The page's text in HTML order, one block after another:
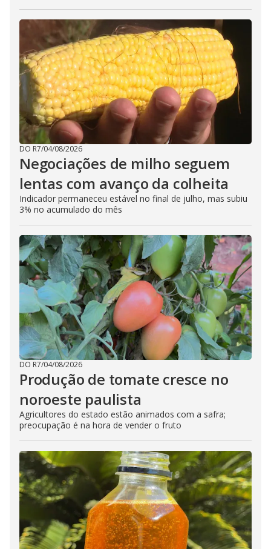
DO R7/04/08/2026
Negociações de milho seguem
lentas com avanço da colheita
Indicador permaneceu estável no final de julho, mas subiu
3% no acumulado do mês
DO R7/04/08/2026
Produção de tomate cresce no
noroeste paulista
Agricultores do estado estão animados com a safra;
preocupação é na hora de vender o fruto